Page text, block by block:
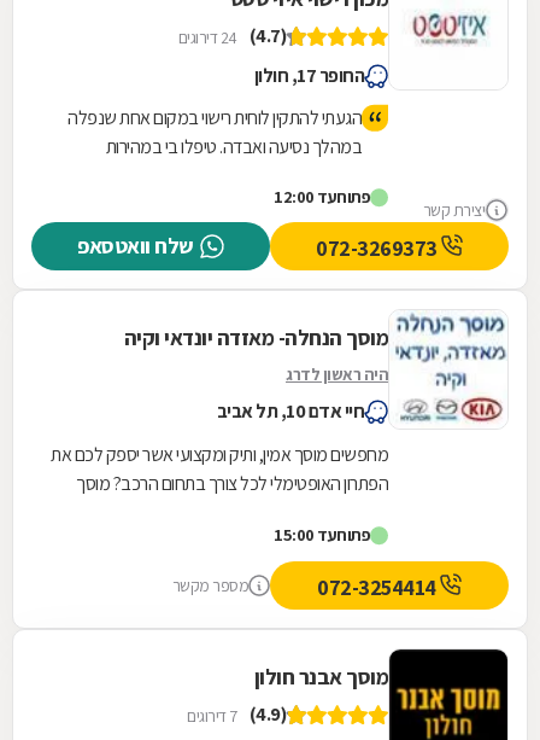
יצירת קשר
(4.7) 24 דירוגים
החופר 17, חולון
הגעתי להתקין לוחית רישוי במקום אחת שנפלה
במהלך נסיעה ואבדה. טיפלו בי במהירות
המקום מטופח ונקי.
פתוחעד 12:00
שלח וואטסאפ
מוסך הנחלה- מאזדה יונדאי וקיה
היה ראשון לדרג
חיי אדם 10, תל אביב
מחפשים מוסך אמין, ותיק ומקצועי אשר יספק לכם את
הפתרון האופטימלי לכל צורך בתחום הרכב? מוסך
קיה...פתוחעד 15:00
072-3254414 מספר מקשר
מוסך אבנר חולון
(4.9) 7 דירוגים